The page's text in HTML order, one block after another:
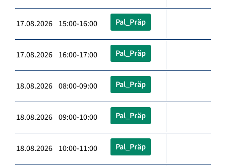
17.08.2026 15:00-16:00 Pal_Präp
17.08.2026 16:00-17:00 Pal_Präp
18.08.2026 08:00-09:00 Pal_Präp
18.08.2026 09:00-10:00 Pal_Präp
18.08.2026 10:00-11:00 Pal_Präp